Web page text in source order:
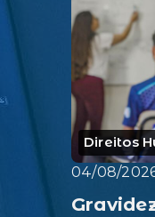
Direitos
04/08/